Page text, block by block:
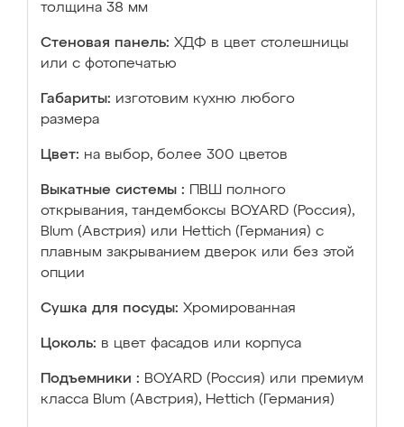
толщина 38 мм
Стеновая панель: ХДФ в цвет столешницы
или с фотопечатью
Габариты: изготовим кухню любого
размера
Цвет: на выбор, более 300 цветов
Выкатные системы :
ПВШ полного
открывания, тандембоксы BOYARD (Россия),
Blum (Австрия) или Hettich (Германия) с
плавным закрыванием дверок или без этой
опции
Сушка для посуды: Хромированная
Цоколь: в цвет фасадов или корпуса
Подъемники : BOYARD (Россия) или премиум
класса Blum (Австрия), Hettich (Германия)